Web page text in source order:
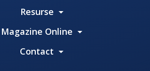
Resurse
Magazine Online
Contact